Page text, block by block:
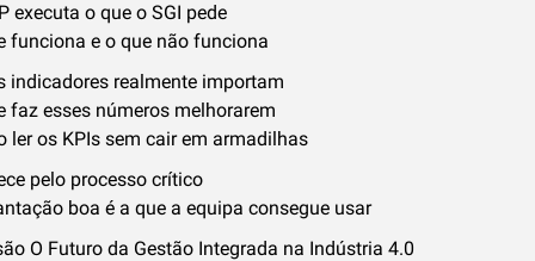
executa o que o SGI pede
funciona e o que não funciona
indicadores realmente importam
faz esses números melhorarem
ler os KPIs sem cair em armadilhas
pelo processo crítico
boa é a que a equipa consegue usar
O Futuro da Gestão Integrada na Indústria 4.0